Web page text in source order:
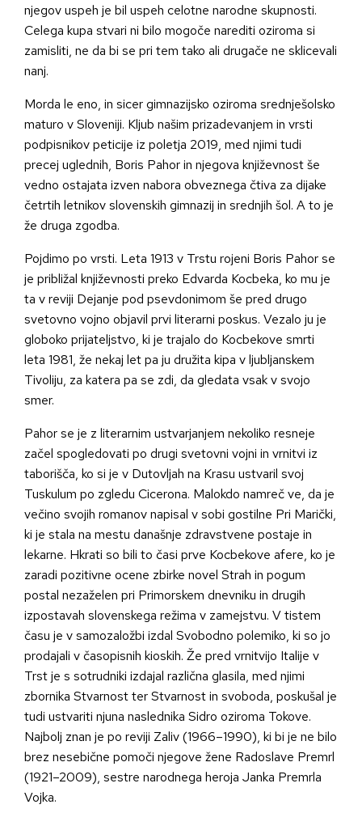
njegov uspeh je bil uspeh celotne narodne skupnosti.
Celega kupa stvari ni bilo mogoče narediti oziroma si
zamisliti, ne da bi se pri tem tako ali drugače ne sklicevali
nanj.
Morda le eno, in sicer gimnazijsko oziroma srednješolsko
maturo v Sloveniji. Kljub našim prizadevanjem in vrsti
podpisnikov peticije iz poletja 2019, med njimi tudi
precej uglednih, Boris Pahor in njegova književnost še
vedno ostajata izven nabora obveznega čtiva za dijake
četrtih letnikov slovenskih gimnazij in srednjih šol. A to je
že druga zgodba.
Pojdimo po vrsti. Leta 1913 v Trstu rojeni Boris Pahor se
je približal književnosti preko Edvarda Kocbeka, ko mu je
ta v reviji Dejanje pod psevdonimom še pred drugo
svetovno vojno objavil prvi literarni poskus. Vezalo ju je
globoko prijateljstvo, ki je trajalo do Kocbekove smrti
leta 1981, že nekaj let pa ju družita kipa v ljubljanskem
Tivoliju, za katera pa se zdi, da gledata vsak v svojo
smer.
Pahor se je z literarnim ustvarjanjem nekoliko resneje
začel spogledovati po drugi svetovni vojni in vrnitvi iz
taborišča, ko si je v Dutovljah na Krasu ustvaril svoj
Tuskulum po zgledu Cicerona. Malokdo namreč ve, da je
večino svojih romanov napisal v sobi gostilne Pri Marički,
ki je stala na mestu današnje zdravstvene postaje in
lekarne. Hkrati so bili to časi prve Kocbekove afere, ko je
zaradi pozitivne ocene zbirke novel Strah in pogum
postal nezaželen pri Primorskem dnevniku in drugih
izpostavah slovenskega režima v zamejstvu. V tistem
času je v samozaložbi izdal Svobodno polemiko, ki so jo
prodajali v časopisnih kioskih. Že pred vrnitvijo Italije v
Trst je s sotrudniki izdajal različna glasila, med njimi
zbornika Stvarnost ter Stvarnost in svoboda, poskušal je
tudi ustvariti njuna naslednika Sidro oziroma Tokove.
Najbolj znan je po reviji Zaliv (1966–1990), ki bi je ne bilo
brez nesebične pomoči njegove žene Radoslave Premrl
(1921–2009), sestre narodnega heroja Janka Premrla
Vojka.